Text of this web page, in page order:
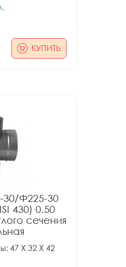
КУПИТЬ
Ф225-30
430) 0.50
сечения
47 X 32 X 42